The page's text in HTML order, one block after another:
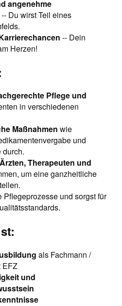
angenehme
-- Du wirst Teil eines
-- Dein
Herzen!
Pflege und
in verschiedenen
Maßnahmen wie
und
Ärzten, Therapeuten und
um eine ganzheitliche
Pflegeprozesse und sorgst für
als Fachmann /
EFZ
und